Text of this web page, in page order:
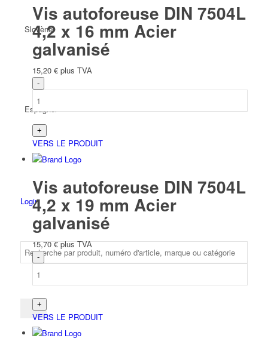
Slovène
Espagnol
Login
Vis autoforeuse DIN 7504L
4,2 x 16 mm Acier
galvanisé
15,20 € plus TVA
VERS LE PRODUIT
Vis autoforeuse DIN 7504L
4,2 x 19 mm Acier
galvanisé
15,70€ plus TVA
VERS LE PRODUIT